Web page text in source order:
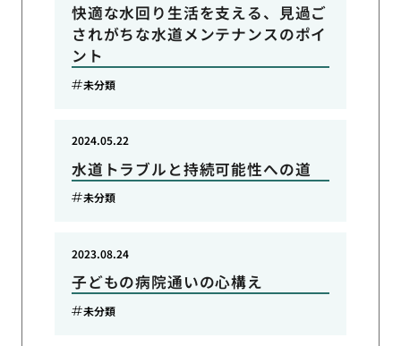
快適な水回り生活を支える、見過ご
されがちな水道メンテナンスのポイ
ント
未分類
水道トラブルと持続可能性への道
2024.05.22
未分類
子どもの病院通いの心構え
2023.08.24
未分類